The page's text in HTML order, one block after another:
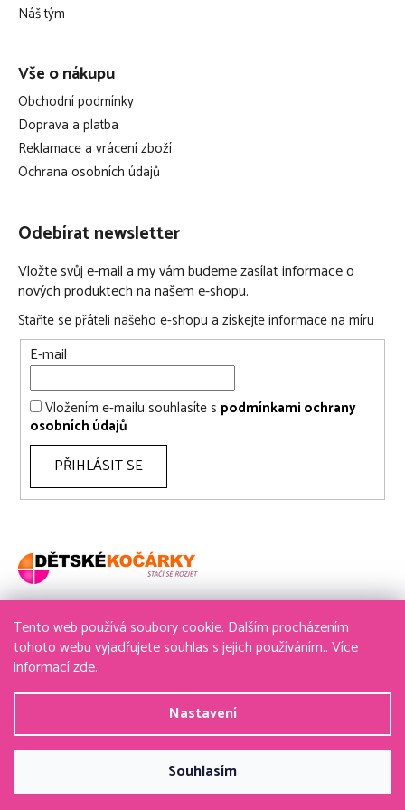
Tento web používá soubory cookie. Dalším procházením
tohoto webu vyjadřujete souhlas s jejich používáním.. Více
informacízde.
Nastavení
Souhlasím
popruh na zadní straně batohu umožňující jeho připevnění
rozměry (D x Š x V): 34 x 15 x 46 cm
hmotnost: 0,975 kg
objem: 17 l
vnější materiál č. 1:
100% polyester vyrobený z recyklovaného materiálu
zátěr: 100% polyuretan
100% polyester
Náš tým
Vše o nákupu
Obchodní podmínky
Doprava a platba
Reklamace a vrácení zboží
Ochrana osobních údajů
Odebírat newsletter
Vložte svůj e-mail a my vám budeme zasílat informace o
nových produktech na našem e-shopu.
Staňte se přáteli našeho e-shopu a získejte informace na míru
E-mail
Vložením e-mailu souhlasíte s podmínkami ochrany
osobních údajů
PŘIHLÁSIT SE
736 611 204
obchod@detske-kocarky.cz
Vytvořil Shoptet&PekneWeby
detske-kocarky.cz. Všechna práva
vyhrazena.